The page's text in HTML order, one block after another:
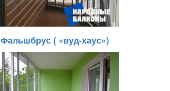
Фальшбрус ( «вуд-хаус»)